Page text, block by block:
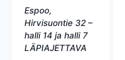
Espoo,
Hirvisuontie 32 –
halli 14 ja halli 7
LÄPIAJETTAVA